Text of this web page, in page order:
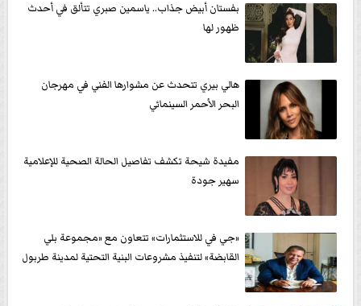
بفستان أبيض جذاب.. ياسمين صبري تتألق في أحدث
ظهور لها
هالي بيري تتحدث عن مشوارها الفني في مهرجان
البحر الأحمر السينمائي
مفيدة شيحة تكشف تفاصيل الحالة الصحية للإعلامية
سهير جودة
«جي في للاستثمارات» تتعاون مع «مجموعة بلي
القابضة» لتنفيذ مشروعات البنية التحتية لمدينة طربول